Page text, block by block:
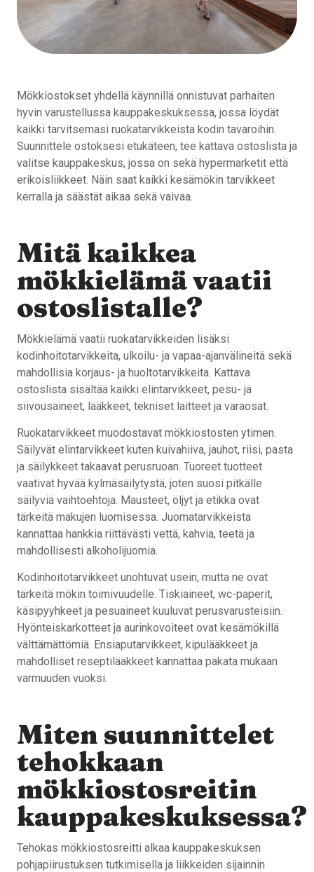
Mökkiostokset yhdellä käynnillä onnistuvat parhaiten
hyvin varustellussa kauppakeskuksessa, jossa löydät
kaikki tarvitsemasi ruokatarvikkeista kodin tavaroihin.
Suunnittele ostoksesi etukäteen, tee kattava ostoslista ja
valitse kauppakeskus, jossa on sekä hypermarketit että
erikoisliikkeet. Näin saat kaikki kesämökin tarvikkeet
kerralla ja säästät aikaa sekä vaivaa.
Mitä kaikkea
mökkielämä vaatii
ostoslistalle?
Mökkielämä vaatii ruokatarvikkeiden lisäksi
kodinhoitotarvikkeita, ulkoilu- ja vapaa-ajanvälineitä sekä
mahdollisia korjaus- ja huoltotarvikkeita. Kattava
ostoslista sisältää kaikki elintarvikkeet, pesu- ja
siivousaineet, lääkkeet, tekniset laitteet ja varaosat.
Ruokatarvikkeet muodostavat mökkiostosten ytimen.
Säilyvät elintarvikkeet kuten kuivahiiva, jauhot, riisi, pasta
ja säilykkeet takaavat perusruoan. Tuoreet tuotteet
vaativat hyvää kylmäsäilytystä, joten suosi pitkälle
säilyviä vaihtoehtoja. Mausteet, öljyt ja etikka ovat
tärkeitä makujen luomisessa. Juomatarvikkeista
kannattaa hankkia riittävästi vettä, kahvia, teetä ja
mahdollisesti alkoholijuomia.
Kodinhoitotarvikkeet unohtuvat usein, mutta ne ovat
tärkeitä mökin toimivuudelle. Tiskiaineet, wc-paperit,
käsipyyhkeet ja pesuaineet kuuluvat perusvarusteisiin.
Hyönteiskarkotteet ja aurinkovoiteet ovat kesämökillä
välttämättömiä. Ensiaputarvikkeet, kipulääkkeet ja
mahdolliset reseptilääkkeet kannattaa pakata mukaan
varmuuden vuoksi.
Miten suunnittelet
tehokkaan
mökkiostosreitin
kauppakeskuksessa?
Tehokas mökkiostosreitti alkaa kauppakeskuksen
pohjapiirustuksen tutkimisella ja liikkeiden sijainnin